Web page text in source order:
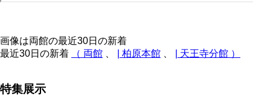
画像は両館の最近30日の新着
最近30日の新着
（ 両館 、 | 柏原本館 、 | 天王寺分館 ）
特集展示